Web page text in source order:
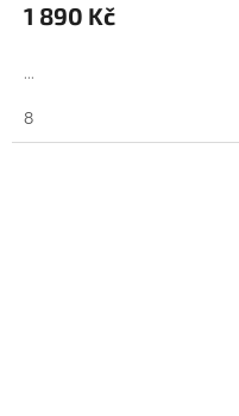
1 890 Kč
...
8